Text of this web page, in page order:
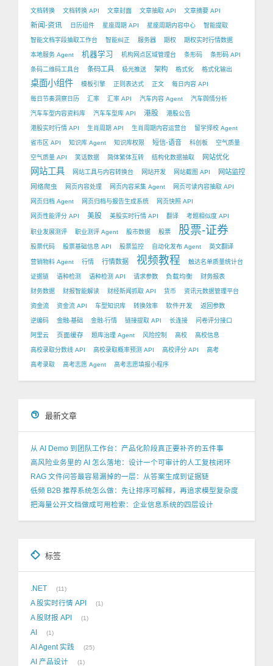
文档转换 文档转换 API 文章封面 文章抽取 API 文章摘要 API
新闻-资讯 日历组件 星座周期 API 星座周期内容中心 智能提取
智能文档字段抽取工作台 智能纠正 服务器 期权 期权实时行情数据
本地服务 Agent 机器学习 机构网点区域管理台 条形码 条形码 API
条码二维码工具台 条码工具 极光推送 架构 格式化 格式化输出
桌面小组件 模板引擎 正则表达式 正文 每日内容 API
每日节奏洞察日历 汇率 汇率 API 汽车内容 Agent 汽车舆情分析
汽车车型内容资料库 汽车车型库 API 港股 港股公告
港股实时行情 API 生肖周期 API 生肖周期内容运营台 留学择校 Agent
省市区 API 知识库 Agent 知识库权限 短信-语音 科创板 空气质量
空气质量 API 笑话数据 简体繁体互转 结构化数据抽取 网站优化
网站工具 网站工具与内容转换台 网站开发 网站截图 API
网站监控
网络爬虫
网页内容处理 网页内容采集 Agent 网页可读内容抽取 API
网页归档 Agent 网页归档与报告生成系统 网页快照 API
网页性能评分 API 美股 美股实时行情 API 翻译 考题相似度 API
职业发展测评 职业测评 Agent 股市数据 股票 股票-证券
股票代码 股票基础信息 API 股票监控 自动化发布 Agent 英文翻译
营销物料 Agent 行情 行情数据 视频教程 触达名单质量统计台
证据链 语种检测 语种检测 API 请求参数 负载均衡 财务报表
财务数据 财报智能解读 财经新闻抓取 API 货币 资讯元数据管理平台
资金流 资金流 API 车型知识库 转换效率 软件开发 返回参数
逆编码 金融-基础 金融-行情 链接提取 API 长连接 问卷评分接口
阿里云 页面缓存 题库治理 Agent 风险控制 高校 高校信息
高校录取分数线 API 高校录取概率预测 API 高校评分 API 高考
高考录取 高考志愿 Agent 高考志愿填报小程序
最新文章
从 AI Demo 到团队工作台：产品化阶段真正要补齐的五件事
高风险业务里的 AI 怎么落地：设计一个可审计的人工复核闭环
RAG 文件问答最容易漏掉的一层：从答案生成到证据链
低频 B2B 推荐系统怎么做：先让排序可解释，再追求模型复杂度
把海量公开文档做成可用检索：企业信息系统的四层设计
标签
.NET 11
A 股实时行情 API 1
A 股财报 API 1
AI 1
AI Agent 实践 25
AI 产品设计 1